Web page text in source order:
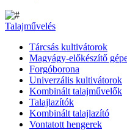
Talajművelés
Tárcsás kultivátorok
Magyágy-előkészítő
Forgóborona
Univerzális kultivátorok
Kombinált talajművelők
Talajlazítók
Kombinált talajlazító
Vontatott hengerek